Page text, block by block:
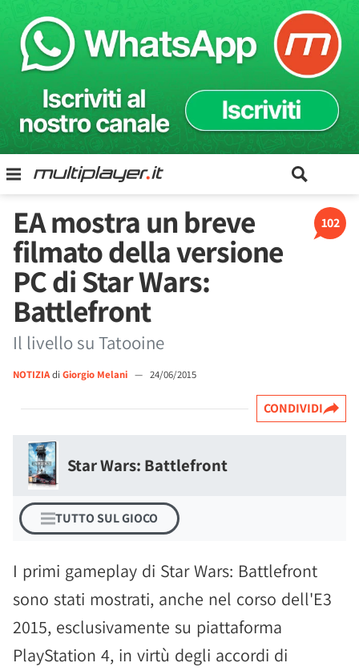
102
EA mostra un breve
filmato della versione
PC di Star Wars:
Battlefront
Il livello su Tatooine
NOTIZIAdi Giorgio Melani — 24/06/2015
CONDIVIDI
Star Wars: Battlefront
TUTTO SUL GIOCO
I primi gameplay di Star Wars: Battlefront
sono stati mostrati, anche nel corso dell'E3
2015, esclusivamente su piattaforma
PlayStation 4, in virtù degli accordi di